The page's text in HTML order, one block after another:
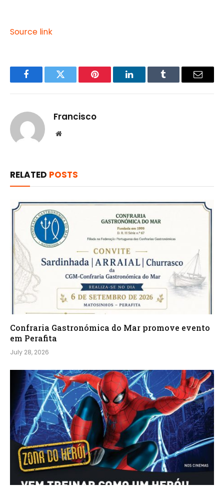
Source link
FacebookTwitter Pinterest LinkedInTumblr Email
Francisco
Website
RELATED POSTS
Confraria Gastronómica do Mar promove evento
em Perafita
July 28, 2026